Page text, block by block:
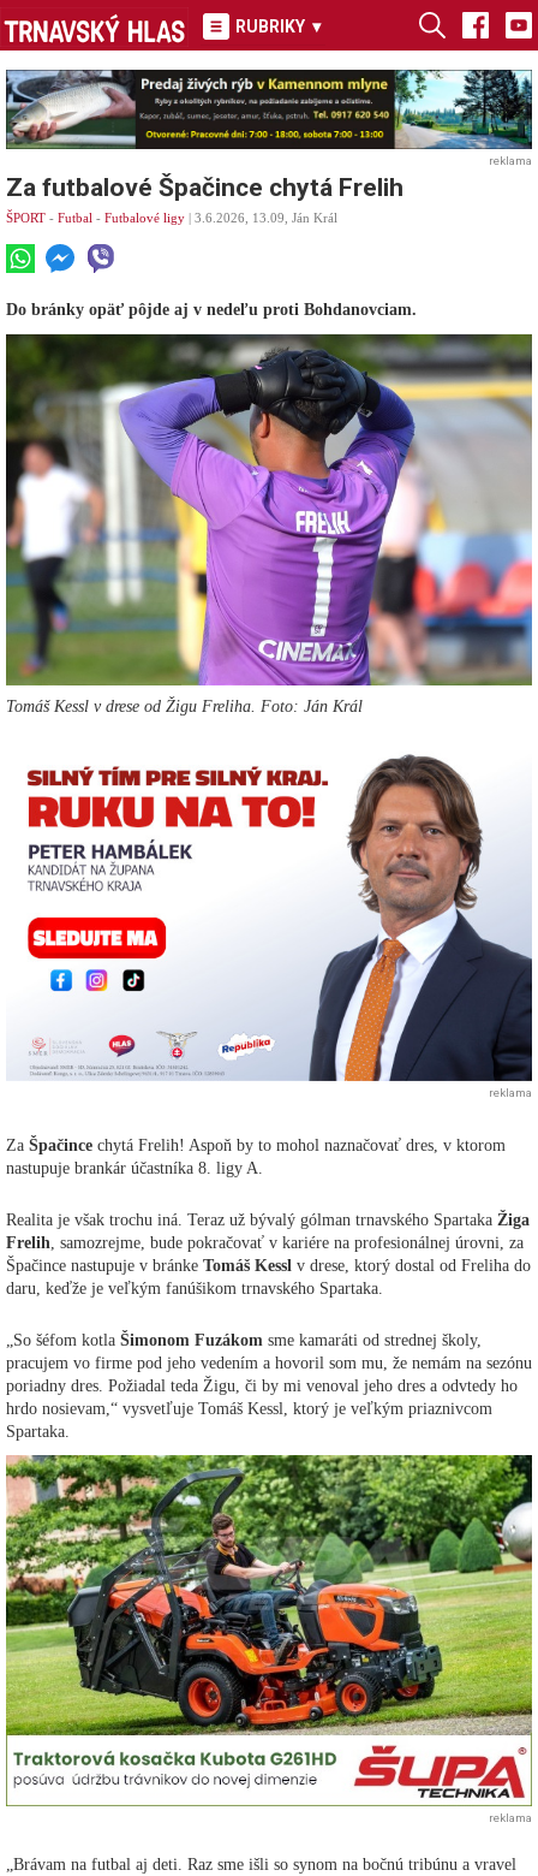
RUBRIKY ▾
reklama
Za futbalové Špačince chytá Frelih
ŠPORT - Futbal - Futbalové ligy | 3.6.2026, 13.09, Ján Král
Do bránky opäť pôjde aj v nedeľu proti Bohdanovciam.
Tomáš Kessl v drese od Žigu Freliha. Foto: Ján Král
reklama
Za Špačince chytá Frelih! Aspoň by to mohol naznačovať dres, v ktorom
nastupuje brankár účastníka 8. ligy A.
Realita je však trochu iná. Teraz už bývalý gólman trnavského Spartaka Žiga
Frelih , samozrejme, bude pokračovať v kariére na profesionálnej úrovni, za
Špačince nastupuje v bránke Tomáš Kessl v drese, ktorý dostal od Freliha do
daru, keďže je veľkým fanúšikom trnavského Spartaka.
„So šéfom kotla Šimonom Fuzákom sme kamaráti od strednej školy,
pracujem vo firme pod jeho vedením a hovoril som mu, že nemám na sezónu
poriadny dres. Požiadal teda Žigu, či by mi venoval jeho dres a odvtedy ho
hrdo nosievam,“ vysvetľuje Tomáš Kessl, ktorý je veľkým priaznivcom
Spartaka.
reklama
„Brávam na futbal aj deti. Raz sme išli so synom na bočnú tribúnu a vravel